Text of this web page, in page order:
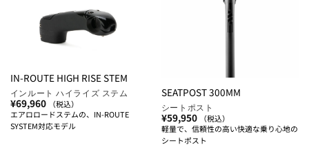
IN-ROUTE HIGH RISE STEM
インルート ハイライズ ステム
¥69,960
（税込）
エアロロードステムの、IN-ROUTE
SYSTEM対応モデル
SEATPOST 300MM
シートポスト
¥59,950
（税込）
軽量で、信頼性の高い快適な乗り心地の
シートポスト